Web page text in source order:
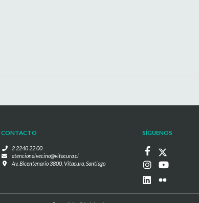
CONTACTO
2 2240 22 00
atencionalvecino@vitacura.cl
Av. Bicentenario 3800, Vitacura, Santiago
SÍGUENOS